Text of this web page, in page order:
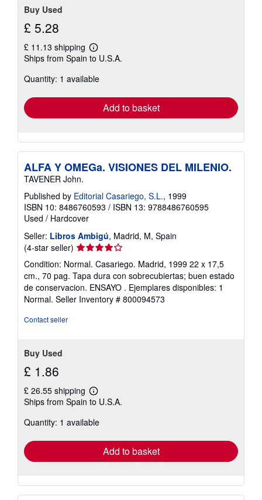
Buy Used
£ 5.28
£ 11.13 shipping
Learn
more
shipping
Ships from Spain to U.S.A.
Quantity: 1 available
Add to basket
ALFA Y OMEGa. VISIONES DEL MILENIO.
TAVENER John.
Published by Editorial Casariego, S.L., 1999
ISBN 10: 8486760593 / ISBN 13: 9788486760595
Used / Hardcover
Seller: Libros Ambigú, Madrid, M, Spain
(4-star seller) Seller
rating
4
out
of
5
Condition: Normal. Casariego. Madrid, 1999 22 x 17,5
cm., 70 pag. Tapa dura con sobrecubiertas; buen estado
de conservacion. ENSAYO . Ejemplares disponibles: 1
Normal. Seller Inventory # 800094573
Contact seller
Buy Used
£ 1.86
£ 26.55 shipping
Learn
more
shipping
Ships from Spain to U.S.A.
Quantity: 1 available
Add to basket